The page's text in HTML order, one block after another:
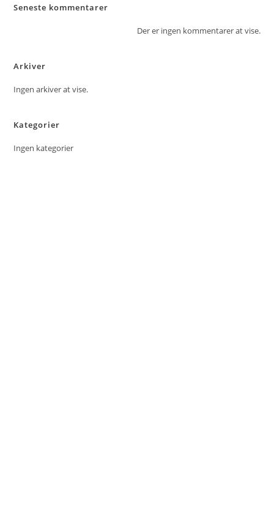
Seneste kommentarer
Der er ingen kommentarer at vise.
Arkiver
Ingen arkiver at vise.
Kategorier
Ingen kategorier